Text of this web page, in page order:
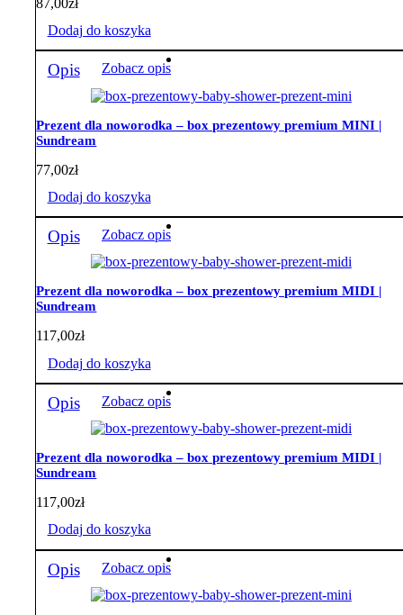
Dodaj do koszyka
Opis Zobacz opis
Prezent dla noworodka – box prezentowy premium MINI |
Sundream
77,00zł
Dodaj do koszyka
Opis Zobacz opis
Prezent dla noworodka – box prezentowy premium MIDI |
Sundream
117,00zł
Dodaj do koszyka
Opis Zobacz opis
Prezent dla noworodka – box prezentowy premium MIDI |
Sundream
117,00zł
Dodaj do koszyka
Opis Zobacz opis